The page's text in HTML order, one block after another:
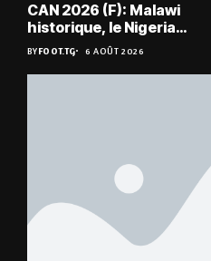
CAN 2026 (F): Malawi
historique, le Nigeria
sauvé, la Zambie
éliminée
BYFOOT.TG 6 AOÛT 2026